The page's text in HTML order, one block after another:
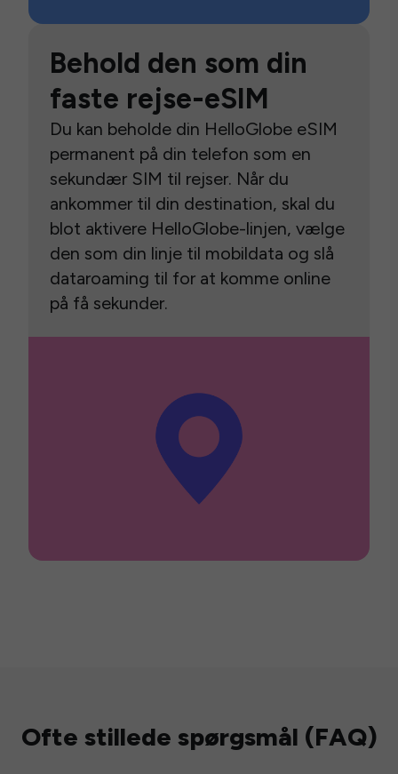
Behold den som din
faste rejse-eSIM
Du kan beholde din HelloGlobe eSIM
permanent på din telefon som en
sekundær SIM til rejser. Når du
ankommer til din destination, skal du
blot aktivere HelloGlobe-linjen, vælge
den som din linje til mobildata og slå
dataroaming til for at komme online
på få sekunder.
Ofte stillede spørgsmål (FAQ)